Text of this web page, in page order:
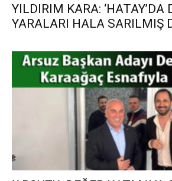
YILDIRIM KARA: ‘HATAY’DA
YARALARI HALA SARILMIŞ